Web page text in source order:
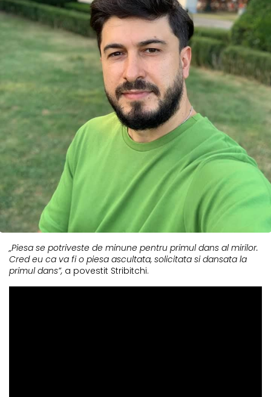
„Piesa se potriveste de minune pentru primul dans al mirilor.
Cred eu ca va fi o piesa ascultata, solicitata si dansata la
primul dans”, a povestit Stribitchi.